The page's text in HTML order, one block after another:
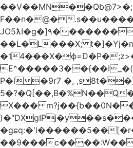
F��n�@�
JO5ƛI�ɡ�]٩��������r�㖭
��L�L���X;
�˦
P�l�9r7 �,
X���
�gɕq:�'l������5��
��9���